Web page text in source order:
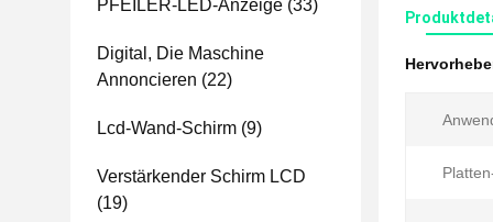
PFEILER-LED-Anzeige (33)
Digital, Die Maschine
Annoncieren (22)
Lcd-Wand-Schirm (9)
Verstärkender Schirm LCD
(19)